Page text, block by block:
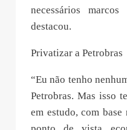
necessários marcos
destacou.
Privatizar a Petrobras
“Eu não tenho
Petrobras. Mas isso
em estudo, com base